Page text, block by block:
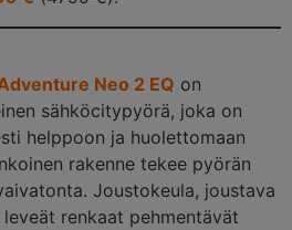
Neo 2 EQ on
sähköcitypyörä, joka on
helppoon ja huolettomaan
rakenne tekee pyörän
Joustokeula, joustava
renkaat pehmentävät